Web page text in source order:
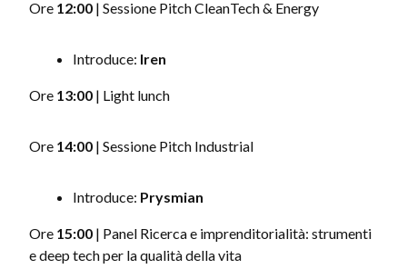
Ore 12:00 | Sessione Pitch CleanTech & Energy
Introduce: Iren
Ore 13:00 | Light lunch
Ore 14:00 | Sessione Pitch Industrial
Introduce: Prysmian
Ore 15:00 | Panel Ricerca e imprenditorialità: strumenti
e deep tech per la qualità della vita